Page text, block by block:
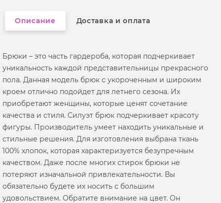
Описание Доставка и оплата
Брюки – это часть гардероба, которая подчеркивает
уникальность каждой представительницы прекрасного
пола. Данная модель брюк с укороченным и широким
кроем отлично подойдет для летнего сезона. Их
приобретают женщины, которые ценят сочетание
качества и стиля. Силуэт брюк подчеркивает красоту
фигуры. Производитель умеет находить уникальные и
стильные решения. Для изготовления выбрана ткань
100% хлопок, которая характеризуется безупречным
качеством. Даже после многих стирок брюки не
потеряют изначальной привлекательности. Вы
обязательно будете их носить с большим
удовольствием. Обратите внимание на цвет. Он